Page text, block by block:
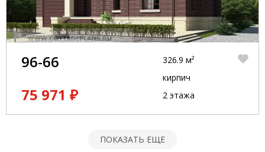
96-66
75 971 ₽
326.9 м²
кирпич
2 этажа
ПОКАЗАТЬ ЕЩЕ